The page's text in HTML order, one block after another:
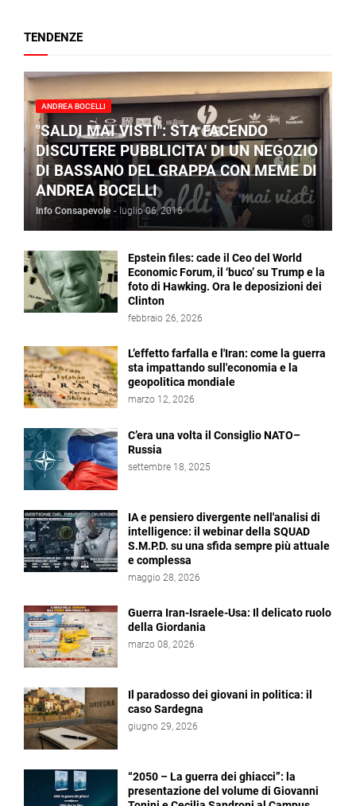
TENDENZE
ANDREA BOCELLI
"SALDI MAI VISTI": STA FACENDO
DISCUTERE PUBBLICITA' DI UN NEGOZIO
DI BASSANO DEL GRAPPA CON MEME DI
ANDREA BOCELLI
Info Consapevole - luglio 06, 2016
Epstein files: cade il Ceo del World
Economic Forum, il ‘buco’ su Trump e la
foto di Hawking. Ora le deposizioni dei
Clinton
febbraio 26, 2026
L’effetto farfalla e l'Iran: come la guerra
sta impattando sull'economia e la
geopolitica mondiale
marzo 12, 2026
C’era una volta il Consiglio NATO–
Russia
settembre 18, 2025
IA e pensiero divergente nell'analisi di
intelligence: il webinar della SQUAD
S.M.P.D. su una sfida sempre più attuale
e complessa
maggio 28, 2026
Guerra Iran-Israele-Usa: Il delicato ruolo
della Giordania
marzo 08, 2026
Il paradosso dei giovani in politica: il
caso Sardegna
giugno 29, 2026
“2050 – La guerra dei ghiacci”: la
presentazione del volume di Giovanni